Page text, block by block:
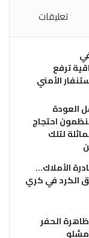
تعليقات
ترفع
الأمني
العودة
احتجاج
لتلك
الأملاك…
الكرد في كري
الحفر